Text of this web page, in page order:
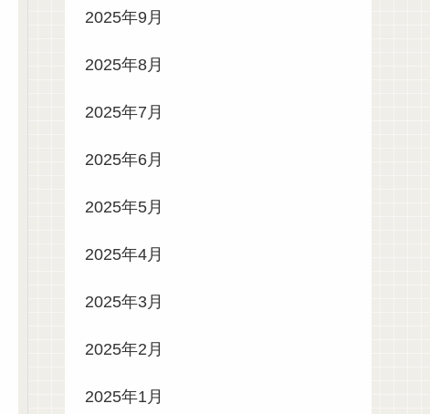
2025年9月
2025年8月
2025年7月
2025年6月
2025年5月
2025年4月
2025年3月
2025年2月
2025年1月